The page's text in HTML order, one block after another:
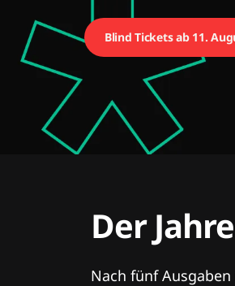
Blind Tickets ab 11.
Der
Nach fünf